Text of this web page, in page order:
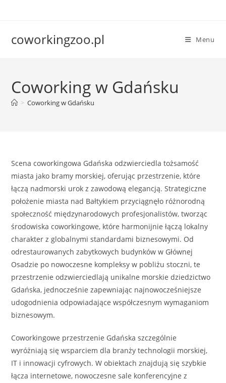
coworkingzoo.pl Menu
Coworking w Gdańsku
> Coworking w Gdańsku
Scena coworkingowa Gdańska odzwierciedla tożsamość
miasta jako bramy morskiej, oferując przestrzenie, które
łączą nadmorski urok z zawodową elegancją. Strategiczne
położenie miasta nad Bałtykiem przyciągnęło różnorodną
społeczność międzynarodowych profesjonalistów, tworząc
środowiska coworkingowe, które harmonijnie łączą lokalny
charakter z globalnymi standardami biznesowymi. Od
odrestaurowanych zabytkowych budynków w Głównej
Osadzie po nowoczesne kompleksy w pobliżu stoczni, te
przestrzenie odzwierciedlają unikalne morskie dziedzictwo
Gdańska, jednocześnie zapewniając najnowocześniejsze
udogodnienia odpowiadające współczesnym wymaganiom
biznesowym.
Coworkingowe przestrzenie Gdańska szczególnie
wyróżniają się wsparciem dla branży technologii morskiej,
IT i innowacji cyfrowych. W obiektach znajdują się szybkie
łącza internetowe, nowoczesne sale konferencyjne z